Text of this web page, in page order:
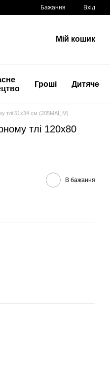
Бажання Вхід
Мій кошик
Гроші Дитяче
тлі 51x34 см (205MAI_M)
тлі 120x80
В бажання